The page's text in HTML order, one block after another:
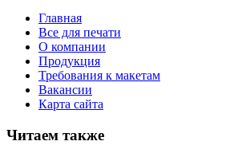
Главная
Все для печати
О компании
Продукция
Требования к макетам
Вакансии
Карта сайта
Читаем также